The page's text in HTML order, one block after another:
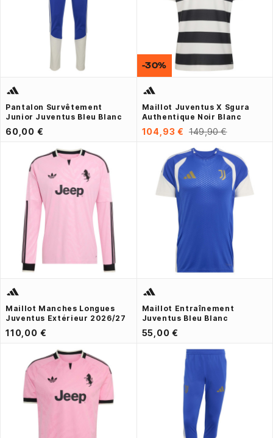
Pantalon Survêtement
Junior Juventus Bleu Blanc
60,00 €
Maillot Juventus X Sgura
Authentique Noir Blanc
104,93 € 149,90 €
-30%
Maillot Manches Longues
Juventus Extérieur 2026/27
110,00 €
Maillot Entraînement
Juventus Bleu Blanc
55,00 €